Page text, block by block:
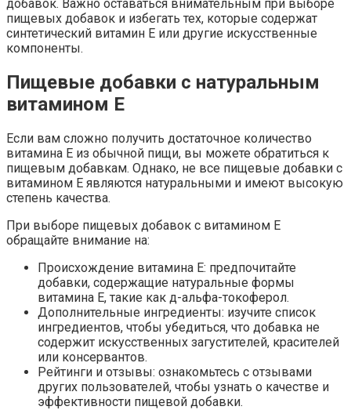
добавок. Важно оставаться внимательным при выборе
пищевых добавок и избегать тех, которые содержат
синтетический витамин E или другие искусственные
компоненты.
Пищевые добавки с натуральным
витамином E
Если вам сложно получить достаточное количество
витамина E из обычной пищи, вы можете обратиться к
пищевым добавкам. Однако, не все пищевые добавки с
витамином E являются натуральными и имеют высокую
степень качества.
При выборе пищевых добавок с витамином E
обращайте внимание на:
Происхождение витамина E: предпочитайте
добавки, содержащие натуральные формы
витамина E, такие как д-альфа-токоферол.
Дополнительные ингредиенты: изучите список
ингредиентов, чтобы убедиться, что добавка не
содержит искусственных загустителей, красителей
или консервантов.
Рейтинги и отзывы: ознакомьтесь с отзывами
других пользователей, чтобы узнать о качестве и
эффективности пищевой добавки.